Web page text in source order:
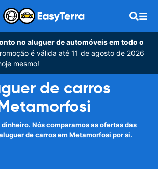
no aluguer de automóveis em todo o
é válida até 11 de agosto de 2026
mesmo!
de carros
dinheiro. Nós comparamos as ofertas das
de carros em Metamorfosi por si.